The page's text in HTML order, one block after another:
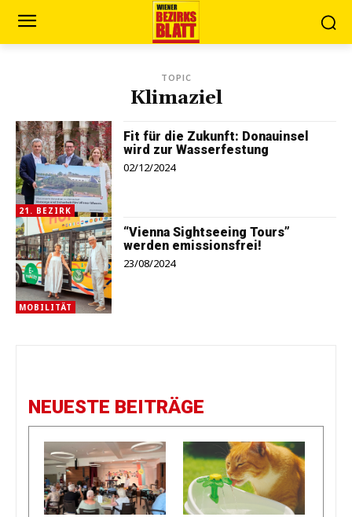
TOPIC
Klimaziel
21. BEZIRK
Fit für die Zukunft: Donauinsel
wird zur Wasserfestung
02/12/2024
MOBILITÄT
“Vienna Sightseeing Tours”
werden emissionsfrei!
23/08/2024
NEUESTE BEITRÄGE